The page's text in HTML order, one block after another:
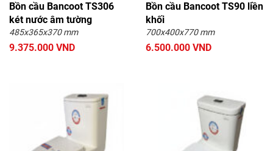
Bồn cầu Bancoot TS306
két nước âm tường
485x365x370 mm
9.375.000 VND
Bồn cầu Bancoot TS90 liền
khối
700x400x770 mm
6.500.000 VND